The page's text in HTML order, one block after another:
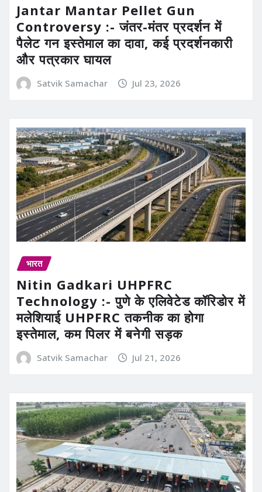
Jantar Mantar Pellet Gun
Controversy :- जंतर-मंतर प्रदर्शन में
पैलेट गन इस्तेमाल का दावा, कई प्रदर्शनकारी
और पत्रकार घायल
Satvik Samachar Jul 23, 2026
भारत
Nitin Gadkari UHPFRC
Technology :- पुणे के एलिवेटेड कॉरिडोर में
मलेशियाई UHPFRC तकनीक का होगा
इस्तेमाल, कम पिलर में बनेगी सड़क
Satvik Samachar Jul 21, 2026